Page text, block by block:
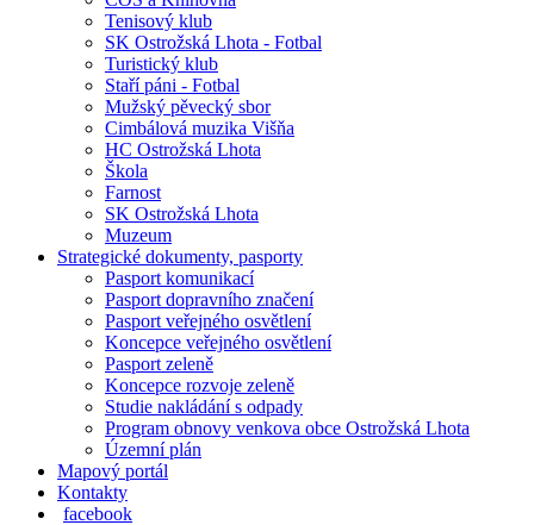
Tenisový klub
SK Ostrožská Lhota - Fotbal
Turistický klub
Staří páni - Fotbal
Mužský pěvecký sbor
Cimbálová muzika Višňa
HC Ostrožská Lhota
Škola
Farnost
SK Ostrožská Lhota
Muzeum
Strategické dokumenty, pasporty
Pasport komunikací
Pasport dopravního značení
Pasport veřejného osvětlení
Koncepce veřejného osvětlení
Pasport zeleně
Koncepce rozvoje zeleně
Studie nakládání s odpady
Program obnovy venkova obce Ostrožská Lhota
Územní plán
Mapový portál
Kontakty
facebook